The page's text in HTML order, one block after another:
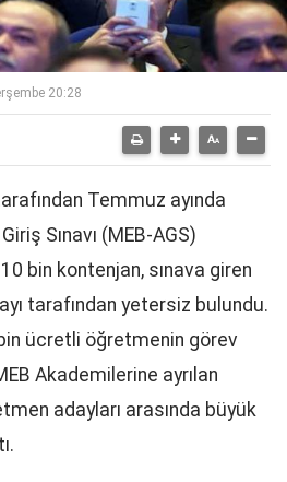
20:28
Temmuz ayında
Sınavı (MEB-AGS)
bin kontenjan, sınava giren
tarafından yetersiz bulundu.
ücretli öğretmenin görev
Akademilerine ayrılan
adayları arasında büyük